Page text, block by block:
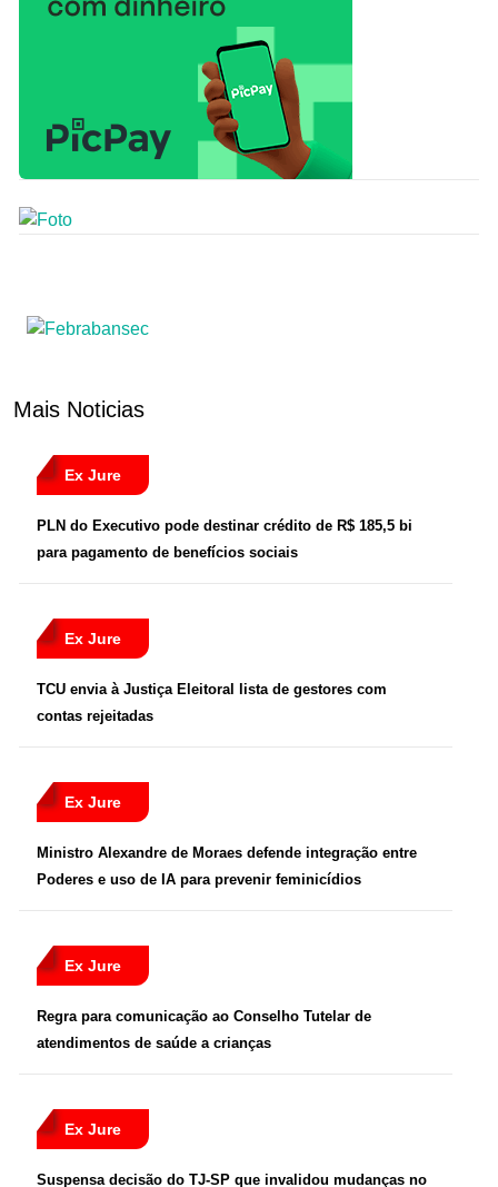
Mais Noticias
Ex Jure
PLN do Executivo pode destinar crédito de R$ 185,5 bi
para pagamento de benefícios sociais
Ex Jure
TCU envia à Justiça Eleitoral lista de gestores com
contas rejeitadas
Ex Jure
Ministro Alexandre de Moraes defende integração entre
Poderes e uso de IA para prevenir feminicídios
Ex Jure
Regra para comunicação ao Conselho Tutelar de
atendimentos de saúde a crianças
Ex Jure
Suspensa decisão do TJ-SP que invalidou mudanças no